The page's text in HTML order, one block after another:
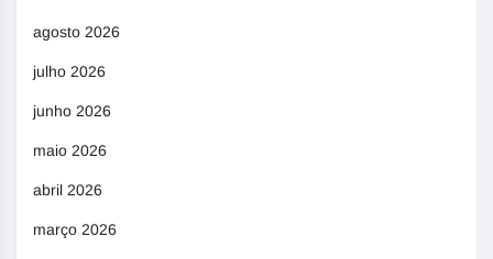
agosto 2026
julho 2026
junho 2026
maio 2026
abril 2026
março 2026